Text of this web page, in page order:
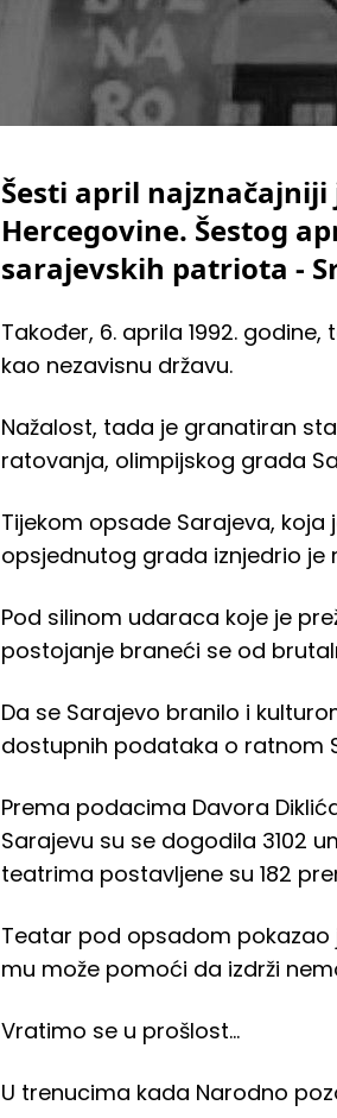
Šesti april
Hercegovine. Šestog
sarajevskih patriota -
Također, 6. aprila 1992.
kao nezavisnu državu.
Nažalost, tada je granatiran
ratovanja, olimpijskog grada
Tijekom opsade Sarajeva,
opsjednutog grada iznjedrio je
Pod silinom udaraca koje je
postojanje braneći se od
Da se Sarajevo branilo i
dostupnih podataka o ratnom
Prema podacima Davora
Sarajevu su se dogodila 3102
teatrima postavljene su 182
Teatar pod opsadom pokazao
mu može pomoći da izdrži
Vratimo se u prošlost…
U trenucima kada Narodno